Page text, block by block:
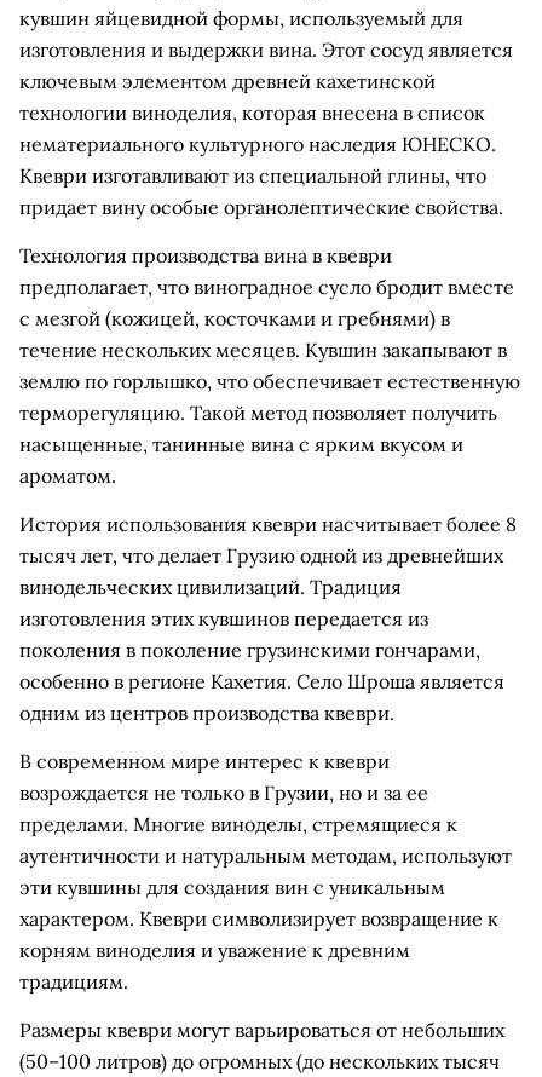
кувшин яйцевидной формы, используемый для
изготовления и выдержки вина. Этот сосуд является
ключевым элементом древней кахетинской
технологии виноделия, которая внесена в список
нематериального культурного наследия ЮНЕСКО.
Квеври изготавливают из специальной глины, что
придает вину особые органолептические свойства.
Технология производства вина в квеври
предполагает, что виноградное сусло бродит вместе
с мезгой (кожицей, косточками и гребнями) в
течение нескольких месяцев. Кувшин закапывают в
землю по горлышко, что обеспечивает естественную
терморегуляцию. Такой метод позволяет получить
насыщенные, танинные вина с ярким вкусом и
ароматом.
История использования квеври насчитывает более 8
тысяч лет, что делает Грузию одной из древнейших
винодельческих цивилизаций. Традиция
изготовления этих кувшинов передается из
поколения в поколение грузинскими гончарами,
особенно в регионе Кахетия. Село Шроша является
одним из центров производства квеври.
В современном мире интерес к квеври
возрождается не только в Грузии, но и за ее
пределами. Многие виноделы, стремящиеся к
аутентичности и натуральным методам, используют
эти кувшины для создания вин с уникальным
характером. Квеври символизирует возвращение к
корням виноделия и уважение к древним
традициям.
Размеры квеври могут варьироваться от небольших
(50–100 литров) до огромных (до нескольких тысяч